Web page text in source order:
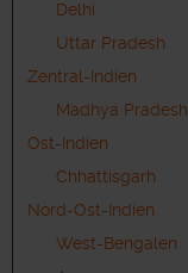
Delhi
Uttar Pradesh
Zentral-Indien
Madhya Pradesh
Ost-Indien
Chhattisgarh
Nord-Ost-Indien
West-Bengalen